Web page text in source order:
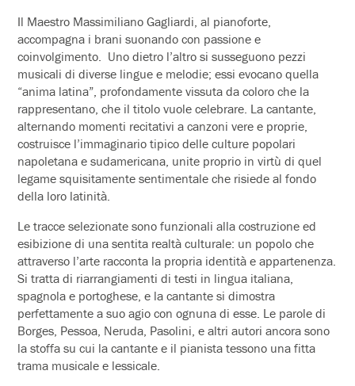
Il Maestro Massimiliano Gagliardi, al pianoforte,
accompagna i brani suonando con passione e
coinvolgimento. Uno dietro l’altro si susseguono pezzi
musicali di diverse lingue e melodie; essi evocano quella
“anima latina”, profondamente vissuta da coloro che la
rappresentano, che il titolo vuole celebrare. La cantante,
alternando momenti recitativi a canzoni vere e proprie,
costruisce l’immaginario tipico delle culture popolari
napoletana e sudamericana, unite proprio in virtù di quel
legame squisitamente sentimentale che risiede al fondo
della loro latinità.
Le tracce selezionate sono funzionali alla costruzione ed
esibizione di una sentita realtà culturale: un popolo che
attraverso l’arte racconta la propria identità e appartenenza.
Si tratta di riarrangiamenti di testi in lingua italiana,
spagnola e portoghese, e la cantante si dimostra
perfettamente a suo agio con ognuna di esse. Le parole di
Borges, Pessoa, Neruda, Pasolini, e altri autori ancora sono
la stoffa su cui la cantante e il pianista tessono una fitta
trama musicale e lessicale.